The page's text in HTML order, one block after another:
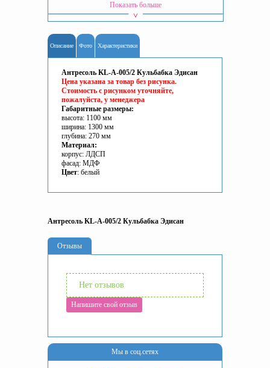
Показать больше
Описание Фото Характеристики
Антресоль KL-A-005/2 Кульбабка Эдисан
Цена указана за товар без рисунка.
Стоимость с рисунком уточняйте,
пожалуйста, у менеджера
Габаритные размеры:
высота: 1100 мм
ширина: 1300 мм
глубина: 270 мм
Материал:
корпус: ЛДСП
фасад: МДФ
Цвет: белый
Антресоль KL-A-005/2 Кульбабка Эдисан
Отзывы
Нет отзывов
Напишите свой отзыв
Мы в соц.сетях